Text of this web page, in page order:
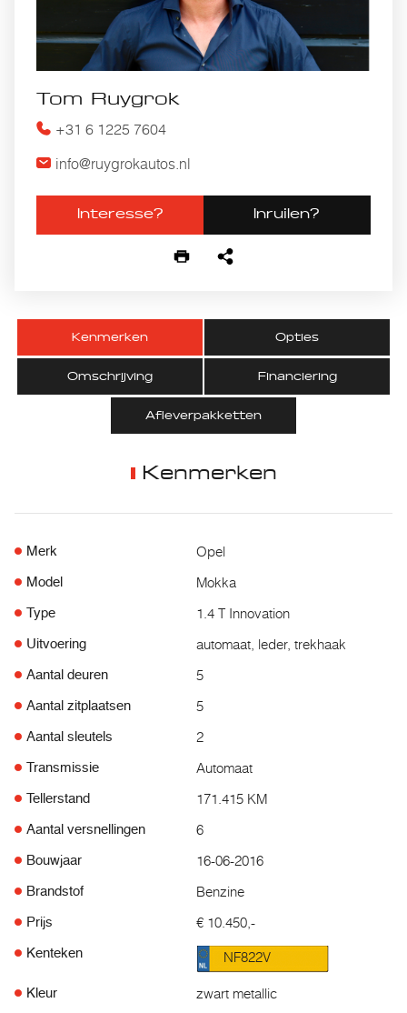
Tom Ruygrok
+31 6 1225 7604
info@ruygrokautos.nl
Interesse? Inruilen?
Kenmerken Opties
Omschrijving Financiering
Afleverpakketten
Kenmerken
Merk Opel
Model Mokka
Type 1.4 T Innovation
Uitvoering automaat, leder, trekhaak
Aantal deuren 5
Aantal zitplaatsen 5
Aantal sleutels 2
Transmissie Automaat
Tellerstand 171.415 KM
Aantal versnellingen 6
Bouwjaar 16-06-2016
Brandstof Benzine
Prijs € 10.450,-
Kenteken NF822V
Kleur zwart metallic